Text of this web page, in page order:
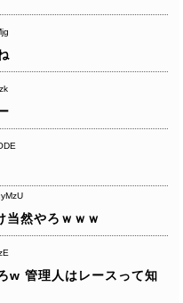
当然やろｗｗｗ
w 管理人はレースって知